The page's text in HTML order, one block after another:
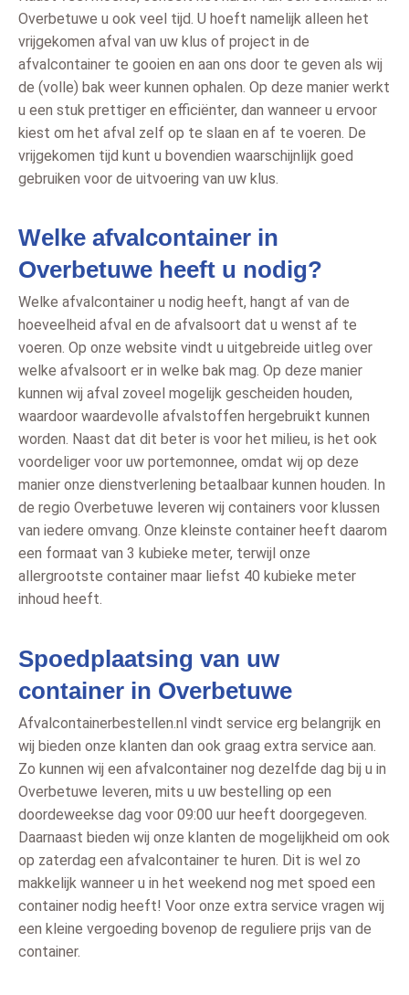
Overbetuwe u ook veel tijd. U hoeft namelijk alleen het
vrijgekomen afval van uw klus of project in de
afvalcontainer te gooien en aan ons door te geven als wij
de (volle) bak weer kunnen ophalen. Op deze manier werkt
u een stuk prettiger en efficiënter, dan wanneer u ervoor
kiest om het afval zelf op te slaan en af te voeren. De
vrijgekomen tijd kunt u bovendien waarschijnlijk goed
gebruiken voor de uitvoering van uw klus.
Welke afvalcontainer in
Overbetuwe heeft u nodig?
Welke afvalcontainer u nodig heeft, hangt af van de
hoeveelheid afval en de afvalsoort dat u wenst af te
voeren. Op onze website vindt u uitgebreide uitleg over
welke afvalsoort er in welke bak mag. Op deze manier
kunnen wij afval zoveel mogelijk gescheiden houden,
waardoor waardevolle afvalstoffen hergebruikt kunnen
worden. Naast dat dit beter is voor het milieu, is het ook
voordeliger voor uw portemonnee, omdat wij op deze
manier onze dienstverlening betaalbaar kunnen houden. In
de regio Overbetuwe leveren wij containers voor klussen
van iedere omvang. Onze kleinste container heeft daarom
een formaat van 3 kubieke meter, terwijl onze
allergrootste container maar liefst 40 kubieke meter
inhoud heeft.
Spoedplaatsing van uw
container in Overbetuwe
Afvalcontainerbestellen.nl vindt service erg belangrijk en
wij bieden onze klanten dan ook graag extra service aan.
Zo kunnen wij een afvalcontainer nog dezelfde dag bij u in
Overbetuwe leveren, mits u uw bestelling op een
doordeweekse dag voor 09:00 uur heeft doorgegeven.
Daarnaast bieden wij onze klanten de mogelijkheid om ook
op zaterdag een afvalcontainer te huren. Dit is wel zo
makkelijk wanneer u in het weekend nog met spoed een
container nodig heeft! Voor onze extra service vragen wij
een kleine vergoeding bovenop de reguliere prijs van de
container.